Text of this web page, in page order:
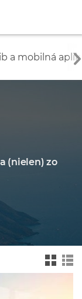
ib a mobilná
(nielen) zo
widok drz
ewa
felkowy